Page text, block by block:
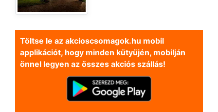
Töltse le az akcioscsomagok.hu mobil
applikációt, hogy minden kütyüjén, mobilján
önnel legyen az összes akciós szállás!